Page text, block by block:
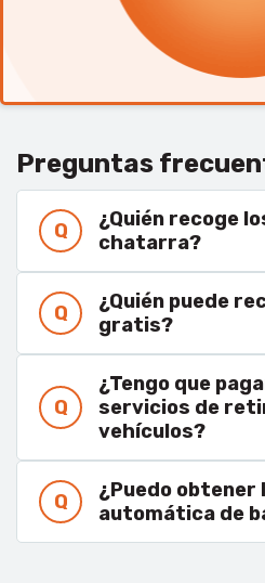
Preguntas
¿Quién recoge
chatarra?
¿Quién puede
gratis?
¿Tengo que
servicios de
vehículos?
¿Puedo obtener
automática de